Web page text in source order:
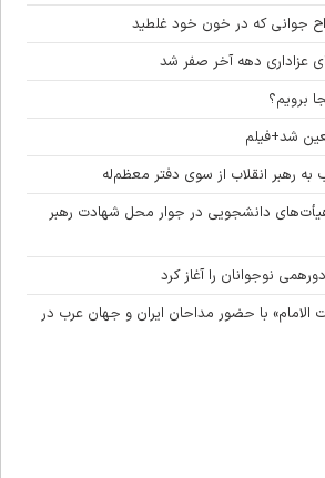
جوانی که در خون خود غلطید
دهه آخر صفر شد
شد+فیلم
رهبر انقلاب از سوی دفتر معظم‌له
دانشجویی در جوار محل شهادت رهبر
نوجوانان را آغاز کرد
الامام» با حضور مداحان ایران و جهان عرب در